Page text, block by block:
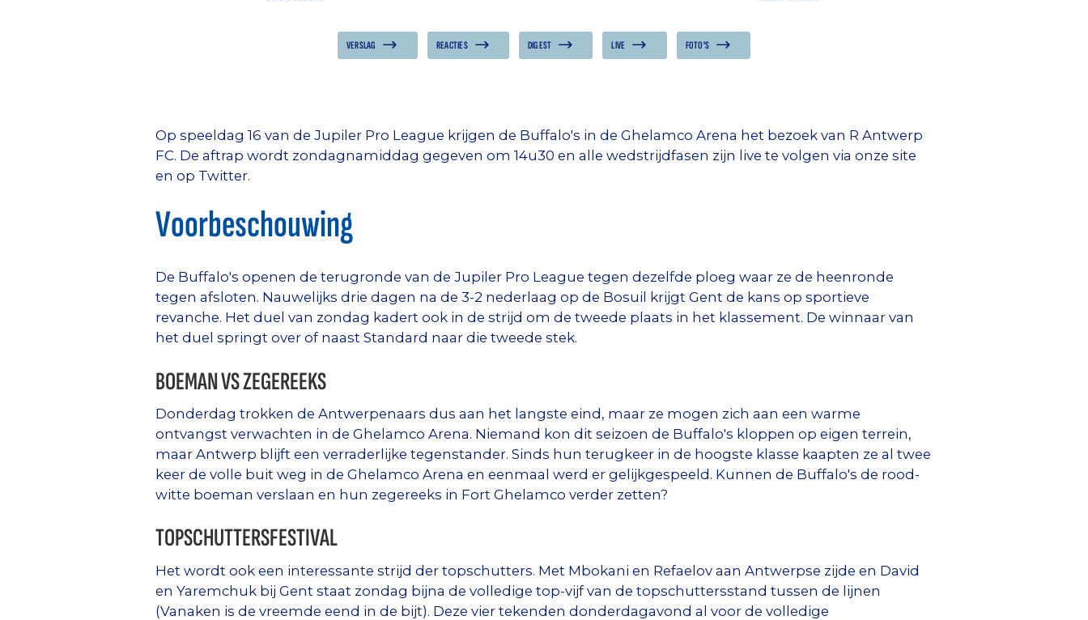
VERSLAG REACTIES DIGEST LIVE FOTO'S
Op speeldag 16 van de Jupiler Pro League krijgen de Buffalo's in de Ghelamco Arena het bezoek van R Antwerp
FC. De aftrap wordt zondagnamiddag gegeven om 14u30 en alle wedstrijdfasen zijn live te volgen via onze site
en op Twitter.
Voorbeschouwing
De Buffalo's openen de terugronde van de Jupiler Pro League tegen dezelfde ploeg waar ze de heenronde
tegen afsloten. Nauwelijks drie dagen na de 3-2 nederlaag op de Bosuil krijgt Gent de kans op sportieve
revanche. Het duel van zondag kadert ook in de strijd om de tweede plaats in het klassement. De winnaar van
het duel springt over of naast Standard naar die tweede stek.
BOEMAN VS ZEGEREEKS
Donderdag trokken de Antwerpenaars dus aan het langste eind, maar ze mogen zich aan een warme
ontvangst verwachten in de Ghelamco Arena. Niemand kon dit seizoen de Buffalo's kloppen op eigen terrein,
maar Antwerp blijft een verraderlijke tegenstander. Sinds hun terugkeer in de hoogste klasse kaapten ze al twee
keer de volle buit weg in de Ghelamco Arena en eenmaal werd er gelijkgespeeld. Kunnen de Buffalo's de rood-
witte boeman verslaan en hun zegereeks in Fort Ghelamco verder zetten?
TOPSCHUTTERSFESTIVAL
Het wordt ook een interessante strijd der topschutters. Met Mbokani en Refaelov aan Antwerpse zijde en David
en Yaremchuk bij Gent staat zondag bijna de volledige top-vijf van de topschuttersstand tussen de lijnen
(Vanaken is de vreemde eend in de bijt). Deze vier tekenden donderdagavond al voor de volledige